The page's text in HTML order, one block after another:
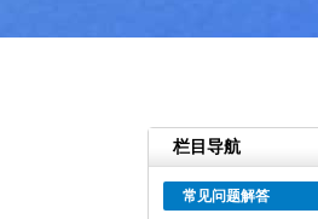
栏目导航
常见问题解答